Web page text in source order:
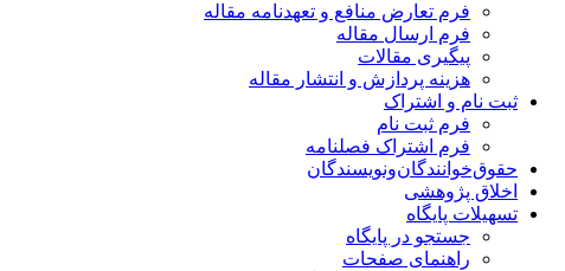
فرم تعارض منافع و تعهدنامه مقاله
فرم ارسال مقاله
پیگیری مقالات
هزینه پردازش و انتشار مقاله
ثبت نام و اشتراک
فرم ثبت نام
فرم اشتراک فصلنامه
حقوق‌خوانندگان‌و‌نویسندگان
اخلاق پژوهشی
تسهیلات پایگاه
جستجو در پایگاه
راهنمای صفحات